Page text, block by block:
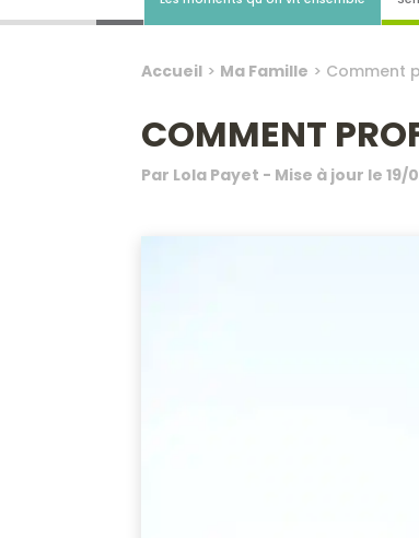
Accueil> Ma Famille > Comment
COMMENT
Par Lola Payet - Mise à jour le 19/